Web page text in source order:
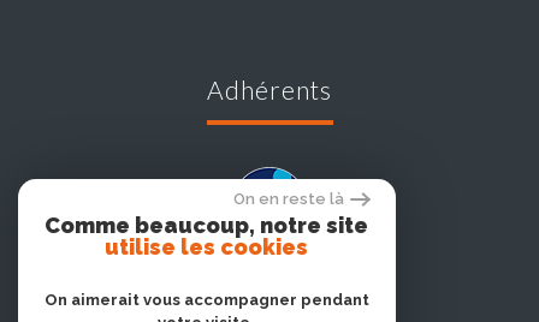
adhérents
On en reste là
Comme beaucoup, notre site
utilise les cookies
On aimerait vous accompagner pendant